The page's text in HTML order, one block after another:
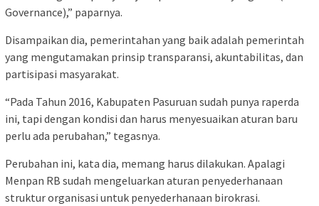
Governance),” paparnya.
Disampaikan dia, pemerintahan yang baik adalah pemerintah
yang mengutamakan prinsip transparansi, akuntabilitas, dan
partisipasi masyarakat.
“Pada Tahun 2016, Kabupaten Pasuruan sudah punya raperda
ini, tapi dengan kondisi dan harus menyesuaikan aturan baru
perlu ada perubahan,” tegasnya.
Perubahan ini, kata dia, memang harus dilakukan. Apalagi
Menpan RB sudah mengeluarkan aturan penyederhanaan
struktur organisasi untuk penyederhanaan birokrasi.